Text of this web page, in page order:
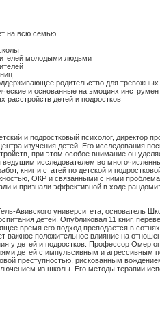
на всю семью
молодыми людьми
родительство для тревожных
и основанные на эмоциях
расстройств детей и подростков
и подростковый психолог, директор
изучения детей. Его исследования
при этом особое внимание он
ведущим исследователем во
книг и статей по детской и
ОКР и связанными с ними
и признали эффективной в ходе
Авивского университета, основатель
детей. Опубликовал 11 книг,
время его подход преподается в
важное положительное влияние на
у детей и подростков. Профессор Омер
детей с импульсивным и агрессивным
преступностью, рискованным
из школы. Его методы терапии